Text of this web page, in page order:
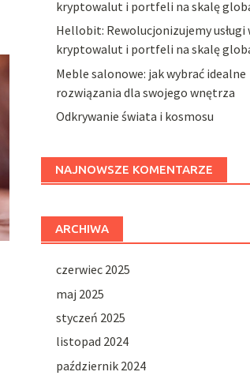
kryptowalut i portfeli na skalę
Hellobit: Rewolucjonizujemy usługi
kryptowalut i portfeli na skalę
Meble salonowe: jak wybrać idealne
rozwiązania dla swojego wnętrza
Odkrywanie świata i kosmosu
NAJNOWSZE KOMENTARZE
ARCHIWA
czerwiec 2025
maj 2025
styczeń 2025
listopad 2024
październik 2024